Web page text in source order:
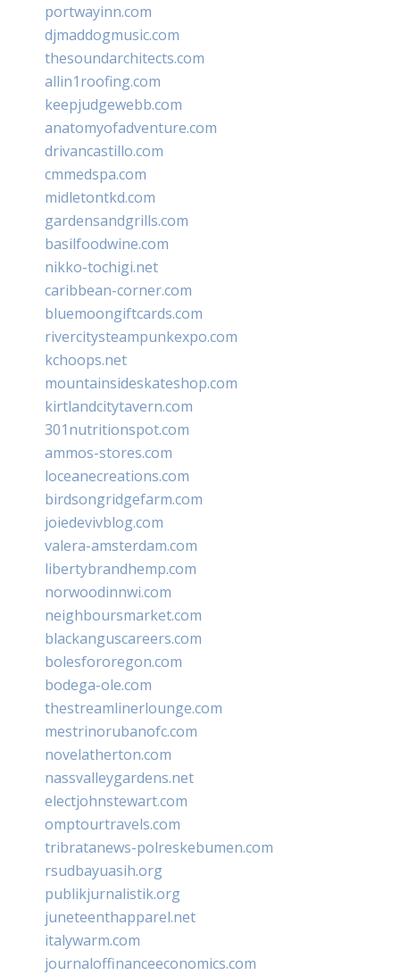
portwayinn.com
djmaddogmusic.com
thesoundarchitects.com
allin1roofing.com
keepjudgewebb.com
anatomyofadventure.com
drivancastillo.com
cmmedspa.com
midletontkd.com
gardensandgrills.com
basilfoodwine.com
nikko-tochigi.net
caribbean-corner.com
bluemoongiftcards.com
rivercitysteampunkexpo.com
kchoops.net
mountainsideskateshop.com
kirtlandcitytavern.com
301nutritionspot.com
ammos-stores.com
loceanecreations.com
birdsongridgefarm.com
joiedevivblog.com
valera-amsterdam.com
libertybrandhemp.com
norwoodinnwi.com
neighboursmarket.com
blackanguscareers.com
bolesfororegon.com
bodega-ole.com
thestreamlinerlounge.com
mestrinorubanofc.com
novelatherton.com
nassvalleygardens.net
electjohnstewart.com
omptourtravels.com
tribratanews-polreskebumen.com
rsudbayuasih.org
publikjurnalistik.org
juneteenthapparel.net
italywarm.com
journaloffinanceeconomics.com